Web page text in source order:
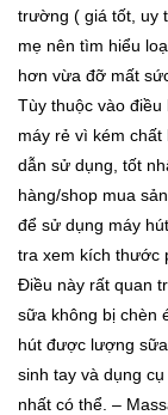
trường ( giá tốt, uy
mẹ nên tìm hiểu
hơn vừa đỡ mất
Tùy thuộc vào
máy rẻ vì kém chất
dẫn sử dụng, tốt
hàng/shop mua
để sử dụng máy
tra xem kích thước
Điều này rất quan
sữa không bị chèn
hút được lượng
sinh tay và dụng cụ
nhất có thể. –